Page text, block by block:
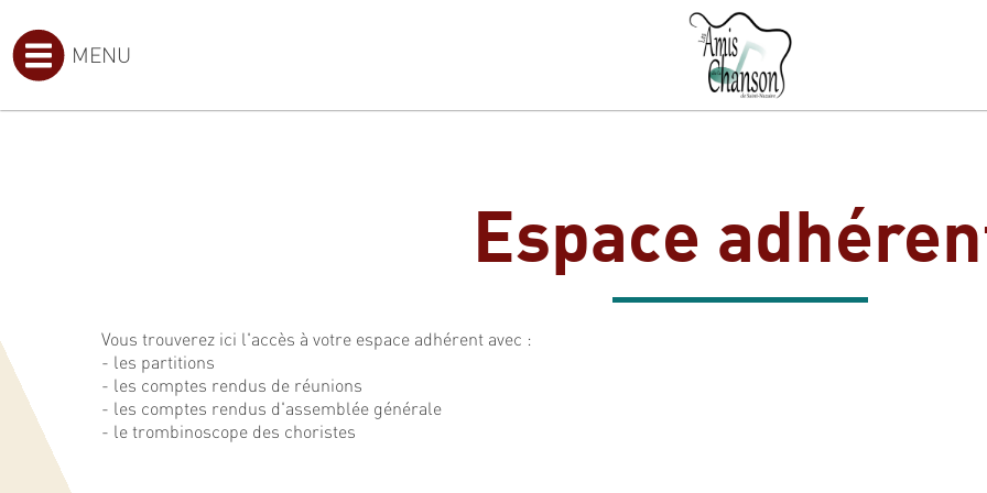
MENU
Espace
Vous trouverez ici l'accès à votre espace adhérent avec :
- les partitions
- les comptes rendus de réunions
- les comptes rendus d'assemblée générale
- le trombinoscope des choristes